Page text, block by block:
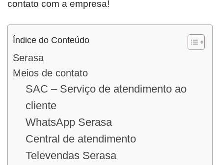
contato com a empresa!
Índice do Conteúdo
Serasa
Meios de contato
SAC – Serviço de atendimento ao
cliente
WhatsApp Serasa
Central de atendimento
Televendas Serasa